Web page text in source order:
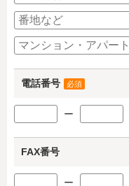
電話番号 必須
ー
FAX番号
ー